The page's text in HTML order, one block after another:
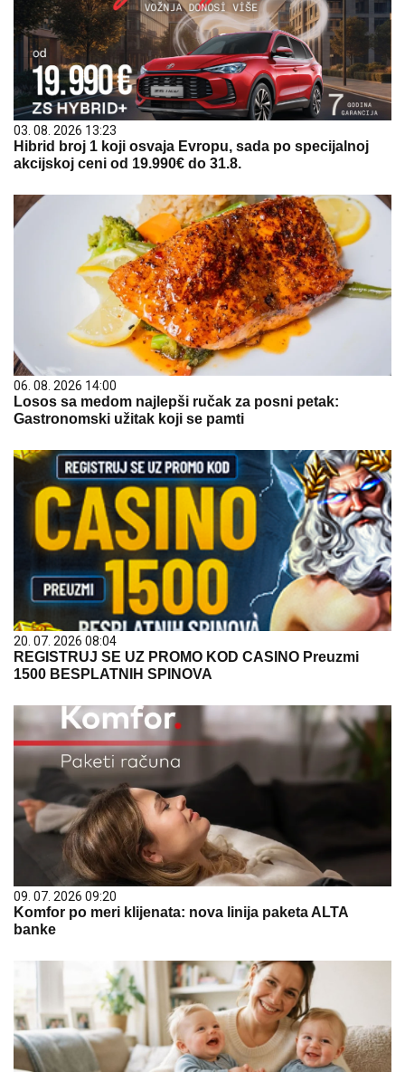
03. 08. 2026 13:23
Hibrid broj 1 koji osvaja Evropu, sada po specijalnoj
akcijskoj ceni od 19.990€ do 31.8.
06. 08. 2026 14:00
Losos sa medom najlepši ručak za posni petak:
Gastronomski užitak koji se pamti
20. 07. 2026 08:04
REGISTRUJ SE UZ PROMO KOD CASINO Preuzmi
1500 BESPLATNIH SPINOVA
09. 07. 2026 09:20
Komfor po meri klijenata: nova linija paketa ALTA
banke